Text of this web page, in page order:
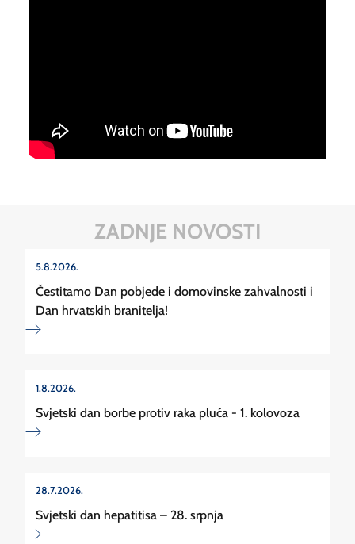
ZADNJE NOVOSTI
5.8.2026.
Čestitamo Dan pobjede i domovinske zahvalnosti i
Dan hrvatskih branitelja!
1.8.2026.
Svjetski dan borbe protiv raka pluća - 1. kolovoza
28.7.2026.
Svjetski dan hepatitisa – 28. srpnja